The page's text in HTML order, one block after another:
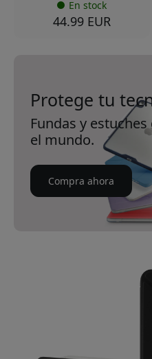
En stock
44.99 EUR
Protege tu
Fundas y
el mundo.
Compra ahora